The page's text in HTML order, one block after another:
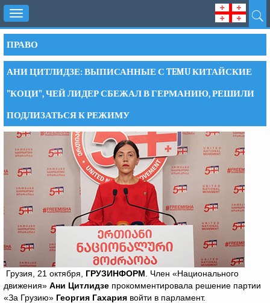
Toggle
navigation
ПРАВО
АНИ ЦИТЛИДЗЕ: ВЫПИСАННЫЕ С TEMU КИТАЙСКИЕ
"КОЦИ", ЧЕЙ ЛИДЕР СБЕЖАЛ В ГЕРМАНИЮ, РЕШИЛИ
ПОДЛИЗАТЬСЯ К РЕЖИМУ
Грузия, 21 октября, ГРУЗИНФОРМ . Член «Национального
движения» Ани Цитлидзе прокомментировала решение партии
«За Грузию» Георгия Гахария войти в парламент.